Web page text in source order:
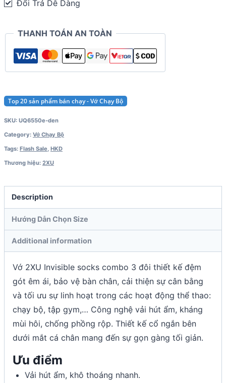
Đổi Trả Dễ Dàng
THANH TOÁN AN TOÀN
Top 20 sản phẩm bán chạy - Vớ Chạy Bộ
SKU: UQ6550e-den
Category: Vớ Chạy Bộ
Tags: Flash Sale, HKD
Thương hiệu: 2XU
Description
Hướng Dẫn Chọn Size
Additional information
Vớ 2XU Invisible socks combo 3 đôi thiết kế đệm
gót êm ái, bảo vệ bàn chân, cải thiện sự cân bằng
và tối ưu sự linh hoạt trong các hoạt động thể thao:
chạy bộ, tập gym,… Công nghệ vải hút ẩm, kháng
mùi hôi, chống phồng rộp. Thiết kế cổ ngắn bên
dưới mắt cá chân mang đến sự gọn gàng tối giản.
Ưu điểm
Vải hút ẩm, khô thoáng nhanh.